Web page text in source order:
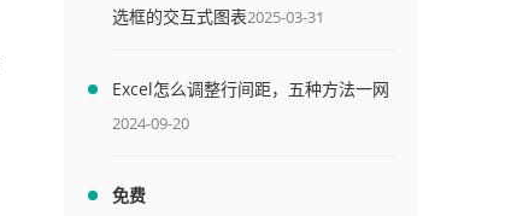
选框的交互式图表2025-03-31
Excel怎么调整行间距，五种方法一网
打尽
2024-09-20
免费